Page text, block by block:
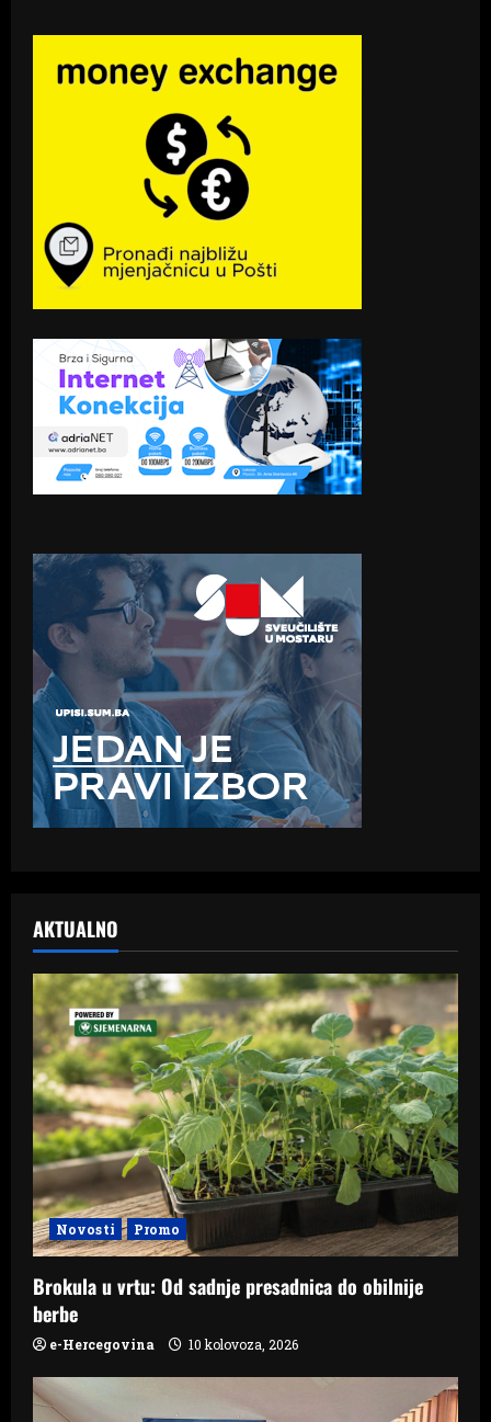
AKTUALNO
Novosti Promo
Brokula u vrtu: Od sadnje presadnica do obilnije
berbe
e-Hercegovina 10 kolovoza, 2026